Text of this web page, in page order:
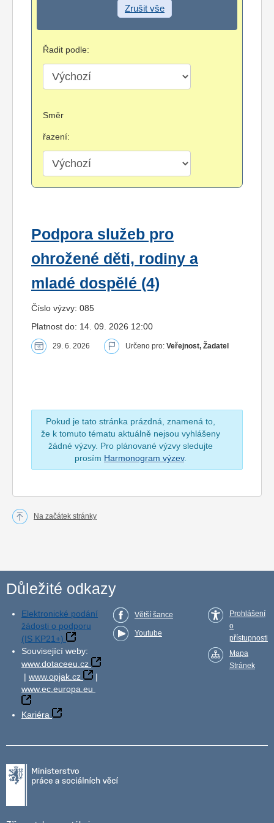
Zrušit vše
Řadit podle:
Směr
řazení:
Podpora služeb pro
ohrožené děti, rodiny a
mladé dospělé (4)
Číslo výzvy: 085
Platnost do: 14. 09. 2026 12:00
29. 6. 2026 Určeno pro: Veřejnost, Žadatel
Pokud je tato stránka prázdná, znamená to,
že k tomuto tématu aktuálně nejsou vyhlášeny
žádné výzvy. Pro plánované výzvy sledujte
prosím Harmonogram výzev.
Na začátek stránky
Důležité odkazy
Elektronické podání
žádosti o podporu
(IS KP21+)
Související weby:
www.dotaceeu.cz
| www.opjak.cz
|
www.ec.europa.eu
Kariéra
Větší šance
Youtube
Prohlášení
o
přístupnosti
Mapa
Stránek